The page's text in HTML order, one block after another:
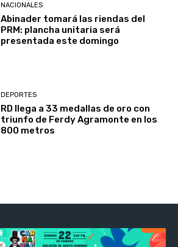
NACIONALES
Abinader tomará las riendas del
PRM: plancha unitaria será
presentada este domingo
DEPORTES
RD llega a 33 medallas de oro con
triunfo de Ferdy Agramonte en los
800 metros